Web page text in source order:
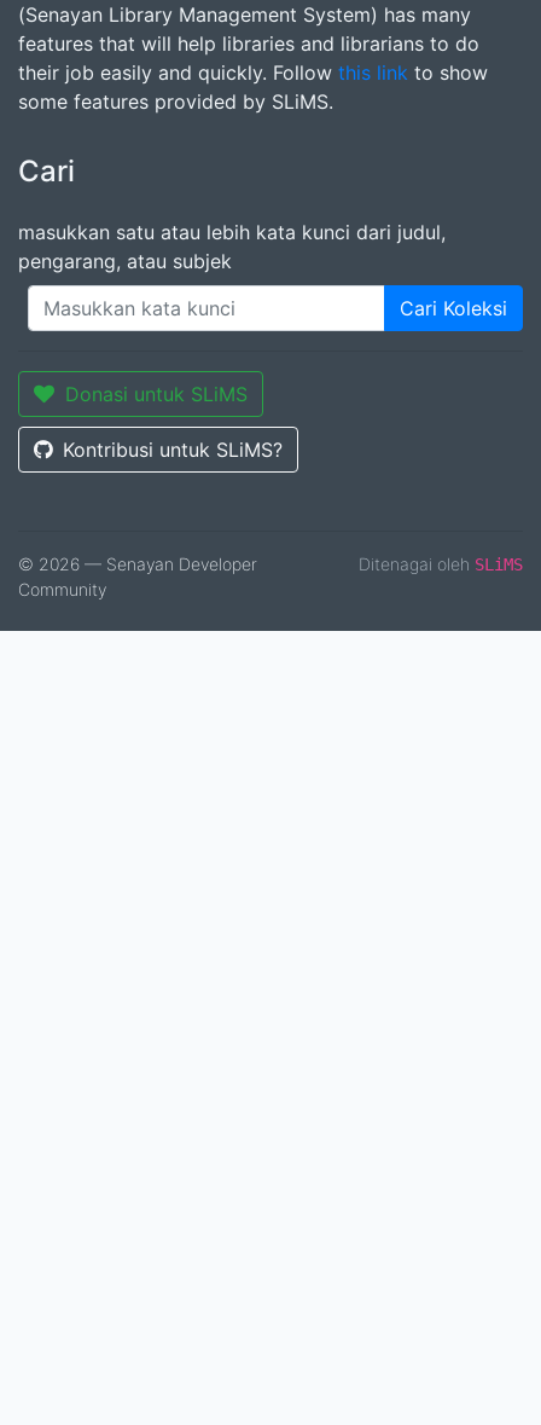
(Senayan Library Management System) has many
features that will help libraries and librarians to do
their job easily and quickly. Follow this link to show
some features provided by SLiMS.
Cari
masukkan satu atau lebih kata kunci dari judul,
pengarang, atau subjek
Cari Koleksi
Donasi untuk SLiMS
Kontribusi untuk SLiMS?
© 2026 — Senayan Developer
Community
Ditenagai oleh SLiMS